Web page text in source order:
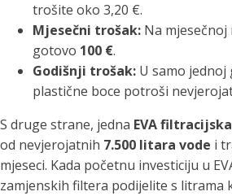
trošite oko 3,20 €.
Mjesečni trošak: Na
gotovo 100 €.
Godišnji trošak: U samo jednoj
plastične boce potroši
S druge strane, jedna EVA
od nevjerojatnih 7.500 litara vode i
mjeseci. Kada početnu investiciju u
zamjenskih filtera podijelite s litrama